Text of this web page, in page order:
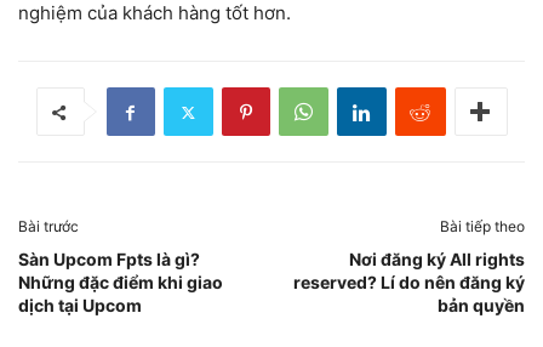
nghiệm của khách hàng tốt hơn.
Bài trước
Sàn Upcom Fpts là gì?
Những đặc điểm khi giao
dịch tại Upcom
Bài tiếp theo
Nơi đăng ký All rights
reserved? Lí do nên đăng ký
bản quyền